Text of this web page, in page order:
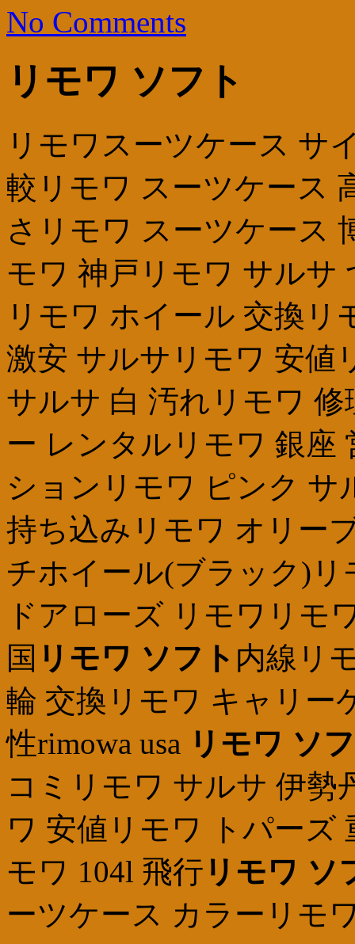
No Comments
リモワ ソフト
リモワスーツケース サ
較リモワ スーツケース
さリモワ スーツケース
モワ 神戸リモワ サルサ
リモワ ホイール 交換
激安 サルサリモワ 安値
サルサ 白 汚れリモワ
ー レンタルリモワ 銀座
ションリモワ ピンク サ
持ち込みリモワ オリー
チホイール(ブラック)
ドアローズ リモワリモ
国 リモワ ソフト 内線リ
輪 交換リモワ キャリー
性rimowa usa リモワ ソ
コミリモワ サルサ 伊勢
ワ 安値リモワ トパーズ
モワ 104l 飛行 リモワ ソ
ーツケース カラーリモ